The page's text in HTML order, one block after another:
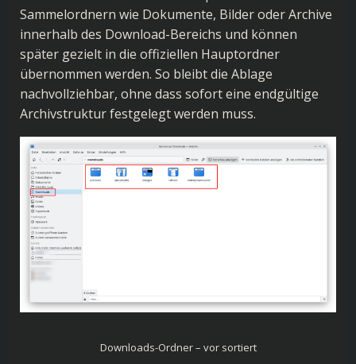
Sammelordnern wie Dokumente, Bilder oder Archive
innerhalb des Download-Bereichs und können
später gezielt in die offiziellen Hauptordner
übernommen werden. So bleibt die Ablage
nachvollziehbar, ohne dass sofort eine endgültige
Archivstruktur festgelegt werden muss.
Downloads-Ordner – vor sortiert